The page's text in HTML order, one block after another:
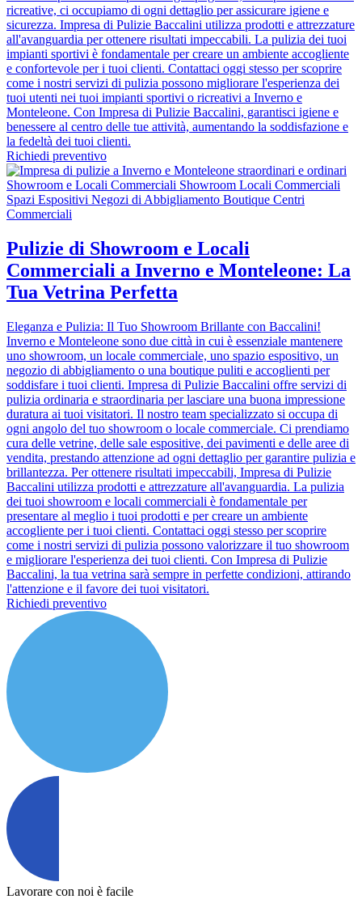
ricreative, ci occupiamo di ogni dettaglio per assicurare igiene e
sicurezza. Impresa di Pulizie Baccalini utilizza prodotti e attrezzature
all'avanguardia per ottenere risultati impeccabili. La pulizia dei tuoi
impianti sportivi è fondamentale per creare un ambiente accogliente
e confortevole per i tuoi clienti. Contattaci oggi stesso per scoprire
come i nostri servizi di pulizia possono migliorare l'esperienza dei
tuoi utenti nei tuoi impianti sportivi o ricreativi a Inverno e
Monteleone. Con Impresa di Pulizie Baccalini, garantisci igiene e
benessere al centro delle tue attività, aumentando la soddisfazione e
la fedeltà dei tuoi clienti.
Richiedi preventivo
Pulizie di Showroom e Locali
Commerciali a Inverno e Monteleone: La
Tua Vetrina Perfetta
Eleganza e Pulizia: Il Tuo Showroom Brillante con Baccalini!
Inverno e Monteleone sono due città in cui è essenziale mantenere
uno showroom, un locale commerciale, uno spazio espositivo, un
negozio di abbigliamento o una boutique puliti e accoglienti per
soddisfare i tuoi clienti. Impresa di Pulizie Baccalini offre servizi di
pulizia ordinaria e straordinaria per lasciare una buona impressione
duratura ai tuoi visitatori. Il nostro team specializzato si occupa di
ogni angolo del tuo showroom o locale commerciale. Ci prendiamo
cura delle vetrine, delle sale espositive, dei pavimenti e delle aree di
vendita, prestando attenzione ad ogni dettaglio per garantire pulizia e
brillantezza. Per ottenere risultati impeccabili, Impresa di Pulizie
Baccalini utilizza prodotti e attrezzature all'avanguardia. La pulizia
dei tuoi showroom e locali commerciali è fondamentale per
presentare al meglio i tuoi prodotti e per creare un ambiente
accogliente per i tuoi clienti. Contattaci oggi stesso per scoprire
come i nostri servizi di pulizia possono valorizzare il tuo showroom
e migliorare l'esperienza dei tuoi clienti. Con Impresa di Pulizie
Baccalini, la tua vetrina sarà sempre in perfette condizioni, attirando
l'attenzione e il favore dei tuoi visitatori.
Richiedi preventivo
Lavorare con noi è facile